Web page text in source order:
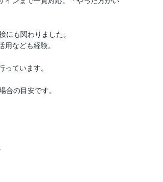
も関わりました。
なども経験。
ています。
の目安です。